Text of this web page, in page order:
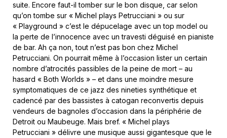
suite. Encore faut-il tomber sur le bon disque, car selon
qu’on tombe sur « Michel plays Petrucciani » ou sur
« Playground » c’est le dépucelage avec un top model ou
la perte de l’innocence avec un travesti déguisé en pianiste
de bar. Ah ça non, tout n’est pas bon chez Michel
Petrucciani. On pourrait même à l’occasion lister un certain
nombre d’atrocités passibles de la peine de mort – au
hasard « Both Worlds » – et dans une moindre mesure
symptomatiques de ce jazz des nineties synthétique et
cadencé par des bassistes à catogan reconvertis depuis
vendeurs de bagnoles d’occasion dans la périphérie de
Detroit ou Maubeuge. Mais bref. « Michel plays
Petrucciani » délivre une musique aussi gigantesque que le